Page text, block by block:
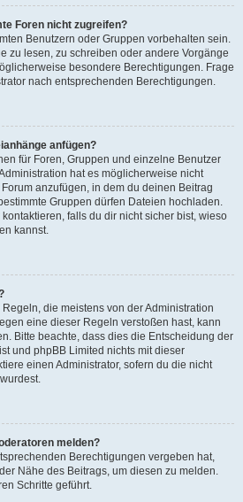
Foren nicht zugreifen?
Benutzern oder Gruppen vorbehalten sein.
zu lesen, zu schreiben oder andere Vorgänge
besondere Berechtigungen. Frage
nach entsprechenden Berechtigungen.
anfügen?
für Foren, Gruppen und einzelne Benutzer
hat es möglicherweise nicht
anzufügen, in dem du deinen Beitrag
Gruppen dürfen Dateien hochladen.
falls du dir nicht sicher bist, wieso
kannst.
die meistens von der Administration
eine dieser Regeln verstoßen hast, kann
Bitte beachte, dass dies die Entscheidung der
und phpBB Limited nichts mit dieser
einen Administrator, sofern du die nicht
melden?
Berechtigungen vergeben hat,
Nähe des Beitrags, um diesen zu melden.
Schritte geführt.